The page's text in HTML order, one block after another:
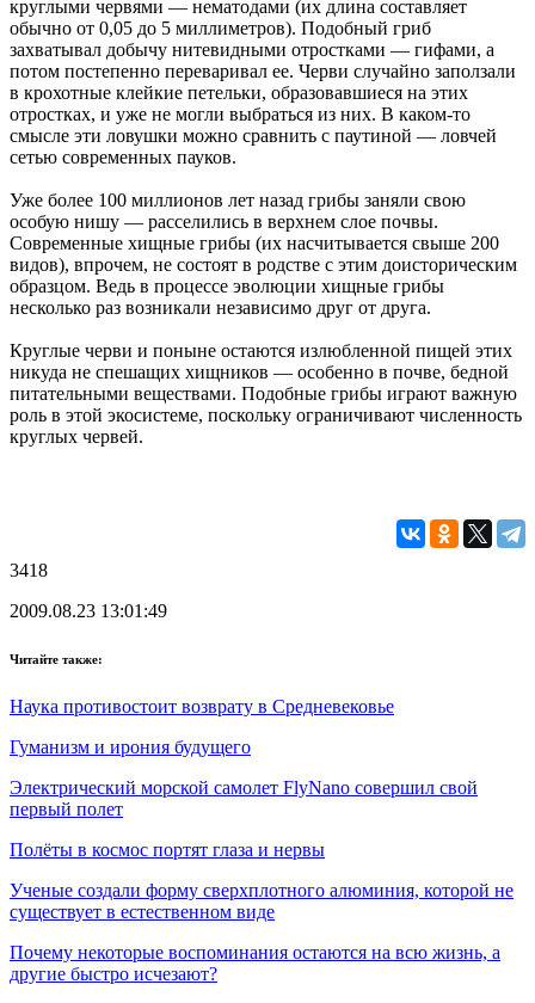
круглыми червями — нематодами (их длина составляет
обычно от 0,05 до 5 миллиметров). Подобный гриб
захватывал добычу нитевидными отростками — гифами, а
потом постепенно переваривал ее. Черви случайно заползали
в крохотные клейкие петельки, образовавшиеся на этих
отростках, и уже не могли выбраться из них. В каком-то
смысле эти ловушки можно сравнить с паутиной — ловчей
сетью современных пауков.
Уже более 100 миллионов лет назад грибы заняли свою
особую нишу — расселились в верхнем слое почвы.
Современные хищные грибы (их насчитывается свыше 200
видов), впрочем, не состоят в родстве с этим доисторическим
образцом. Ведь в процессе эволюции хищные грибы
несколько раз возникали независимо друг от друга.
Круглые черви и поныне остаются излюбленной пищей этих
никуда не спешащих хищников — особенно в почве, бедной
питательными веществами. Подобные грибы играют важную
роль в этой экосистеме, поскольку ограничивают численность
круглых червей.
3418
2009.08.23 13:01:49
Читайте также:
Наука противостоит возврату в Средневековье
Гуманизм и ирония будущего
Электрический морской самолет FlyNano совершил свой
первый полет
Полёты в космос портят глаза и нервы
Ученые создали форму сверхплотного алюминия, которой не
существует в естественном виде
Почему некоторые воспоминания остаются на всю жизнь, а
другие быстро исчезают?